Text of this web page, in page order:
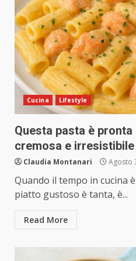
Cucina Lifestyle
Questa pasta è
cremosa e irresistibile
Claudia Montanari Agosto
Quando il tempo in cucina
piatto gustoso è tanta, è...
Read More